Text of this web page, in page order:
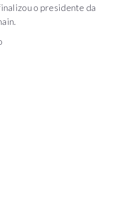
o presidente da